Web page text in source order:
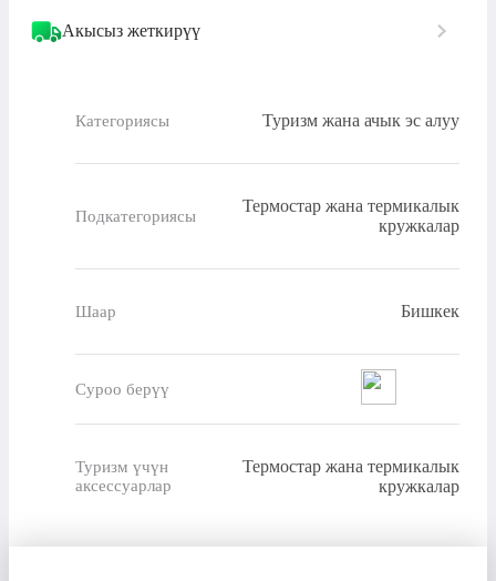
Акысыз жеткирүү
Категориясы Туризм жана ачык эс алуу
Подкатегориясы
Термостар жана термикалык
кружкалар
Шаар Бишкек
Суроо берүү
Туризм үчүн
аксессуарлар
Термостар жана термикалык
кружкалар